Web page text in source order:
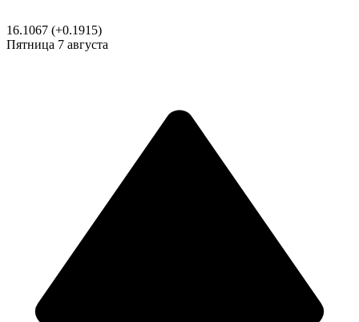
16.1067 (+0.1915)
Пятница 7 августа